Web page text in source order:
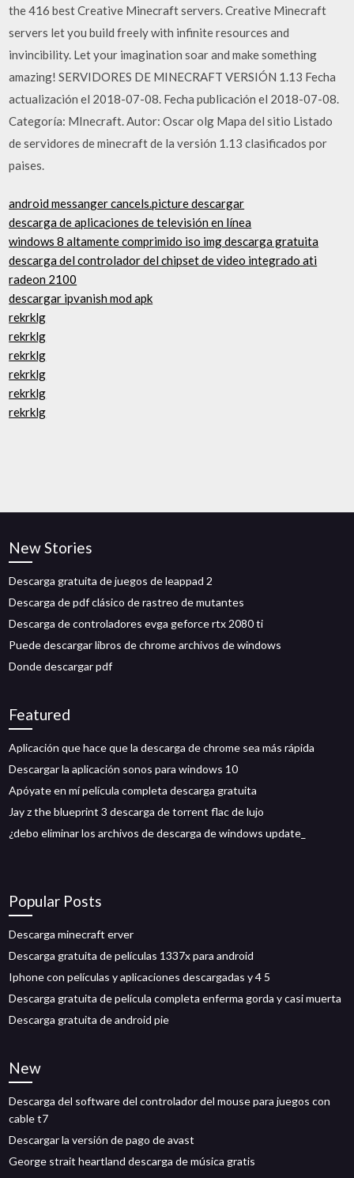
the 416 best Creative Minecraft servers. Creative Minecraft
servers let you build freely with infinite resources and
invincibility. Let your imagination soar and make something
amazing! SERVIDORES DE MINECRAFT VERSIÓN 1.13 Fecha
actualización el 2018-07-08. Fecha publicación el 2018-07-08.
Categoría: MInecraft. Autor: Oscar olg Mapa del sitio Listado
de servidores de minecraft de la versión 1.13 clasificados por
paises.
android messanger cancels.picture descargar
descarga de aplicaciones de televisión en línea
windows 8 altamente comprimido iso img descarga gratuita
descarga del controlador del chipset de video integrado ati
radeon 2100
descargar ipvanish mod apk
rekrklg
rekrklg
rekrklg
rekrklg
rekrklg
rekrklg
New Stories
Descarga gratuita de juegos de leappad 2
Descarga de pdf clásico de rastreo de mutantes
Descarga de controladores evga geforce rtx 2080 ti
Puede descargar libros de chrome archivos de windows
Donde descargar pdf
Featured
Aplicación que hace que la descarga de chrome sea más rápida
Descargar la aplicación sonos para windows 10
Apóyate en mí película completa descarga gratuita
Jay z the blueprint 3 descarga de torrent flac de lujo
¿debo eliminar los archivos de descarga de windows update_
Popular Posts
Descarga minecraft erver
Descarga gratuita de películas 1337x para android
Iphone con películas y aplicaciones descargadas y 4 5
Descarga gratuita de película completa enferma gorda y casi muerta
Descarga gratuita de android pie
New
Descarga del software del controlador del mouse para juegos con
cable t7
Descargar la versión de pago de avast
George strait heartland descarga de música gratis